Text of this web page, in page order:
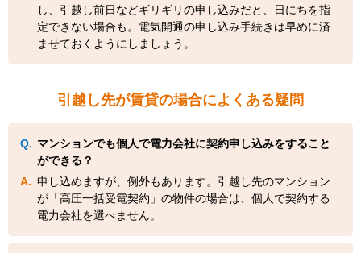
し、引越し前日などギリギリの申し込みだと、日にちを指
定できない場合も。電気開通の申し込み手続きは早めに済
ませておくようにしましょう。
引越し先が賃貸の場合によくある疑問
マンションでも個人で電力会社に契約申し込みをすること
ができる？
申し込めますが、例外もあります。引越し先のマンション
が「高圧一括受電契約」の物件の場合は、個人で契約する
電力会社を選べません。